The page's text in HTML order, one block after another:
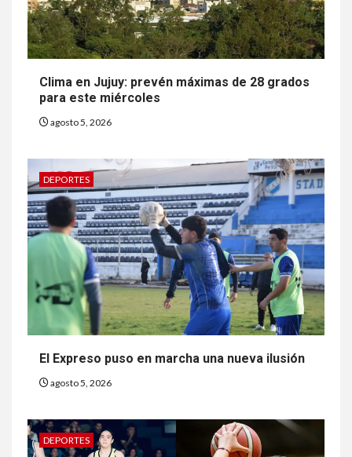
Clima en Jujuy: prevén máximas de 28 grados
para este miércoles
agosto 5, 2026
DEPORTES
El Expreso puso en marcha una nueva ilusión
agosto 5, 2026
DEPORTES